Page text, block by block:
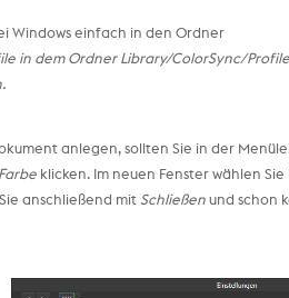
Windows einfach in den Ordner
in dem Ordner Library/ColorSync/
anlegen, sollten Sie in der
Farbe klicken. Im neuen Fenster wählen Sie
anschließend mit Schließenund schon